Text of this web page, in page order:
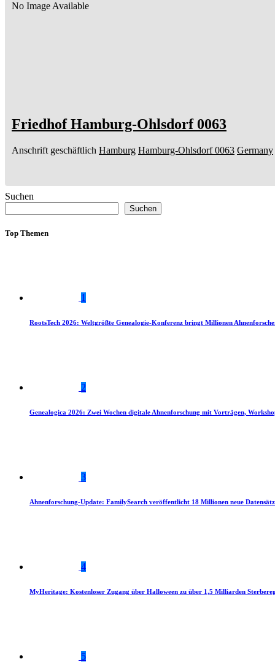
No Image Available
Friedhof Hamburg-Ohlsdorf 0063
Anschrift geschäftlich Hamburg Hamburg-Ohlsdorf 0063 Germany
Suchen
Suchen
Top Themen
1
RootsTech 2026: Weltgrößte Genealogie-Konferenz bringt Millionen
2
Genealogica 2026: Zwei Wochen digitale Ahnenforschung mit Vorträgen,
3
Ahnenforschung-Update: FamilySearch veröffentlicht 18 Millionen neue
4
MyHeritage: Kostenloser Zugang über Halloween zu über 1,5 Milliarden
5